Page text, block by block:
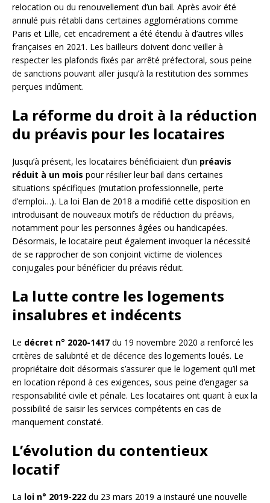
relocation ou du renouvellement d’un bail. Après avoir été
annulé puis rétabli dans certaines agglomérations comme
Paris et Lille, cet encadrement a été étendu à d’autres villes
françaises en 2021. Les bailleurs doivent donc veiller à
respecter les plafonds fixés par arrêté préfectoral, sous peine
de sanctions pouvant aller jusqu’à la restitution des sommes
perçues indûment.
La réforme du droit à la réduction
du préavis pour les locataires
Jusqu’à présent, les locataires bénéficiaient d’un préavis
réduit à un mois pour résilier leur bail dans certaines
situations spécifiques (mutation professionnelle, perte
d’emploi…). La loi Elan de 2018 a modifié cette disposition en
introduisant de nouveaux motifs de réduction du préavis,
notamment pour les personnes âgées ou handicapées.
Désormais, le locataire peut également invoquer la nécessité
de se rapprocher de son conjoint victime de violences
conjugales pour bénéficier du préavis réduit.
La lutte contre les logements
insalubres et indécents
Le décret n° 2020-1417 du 19 novembre 2020 a renforcé les
critères de salubrité et de décence des logements loués. Le
propriétaire doit désormais s’assurer que le logement qu’il met
en location répond à ces exigences, sous peine d’engager sa
responsabilité civile et pénale. Les locataires ont quant à eux la
possibilité de saisir les services compétents en cas de
manquement constaté.
L’évolution du contentieux
locatif
La loi n° 2019-222 du 23 mars 2019 a instauré une nouvelle